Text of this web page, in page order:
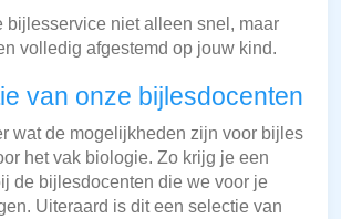
bijlesservice niet alleen snel, maar
volledig afgestemd op jouw kind.
van onze bijlesdocenten
wat de mogelijkheden zijn voor bijles
het vak biologie. Zo krijg je een
de bijlesdocenten die we voor je
Uiteraard is dit een selectie van